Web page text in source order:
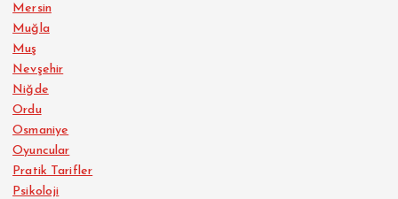
Mersin
Muğla
Muş
Nevşehir
Niğde
Ordu
Osmaniye
Oyuncular
Pratik Tarifler
Psikoloji